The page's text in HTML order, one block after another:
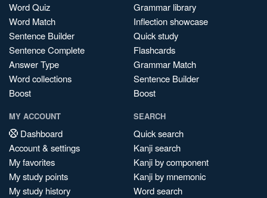
Word Quiz
Word Match
Sentence Builder
Sentence Complete
Answer Type
Word collections
Boost
Grammar library
Inflection showcase
Quick study
Flashcards
Grammar Match
Sentence Builder
Boost
MY ACCOUNT
Dashboard
Account & settings
My favorites
My study points
My study history
SEARCH
Quick search
Kanji search
Kanji by component
Kanji by mnemonic
Word search